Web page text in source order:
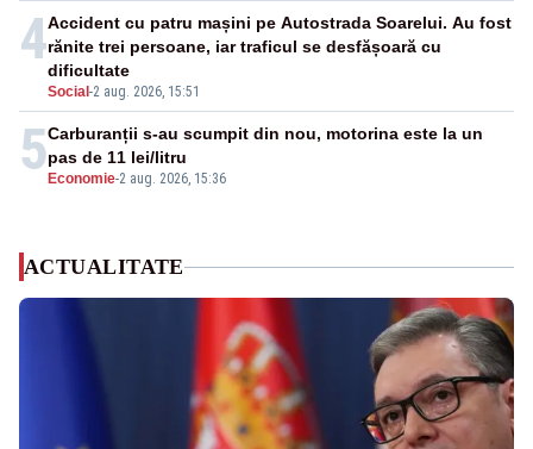
4
Social -2 aug. 2026, 15:51
Accident cu patru mașini pe Autostrada Soarelui. Au fost
rănite trei persoane, iar traficul se desfășoară cu
dificultate
5 Economie-2 aug. 2026, 15:36
Carburanții s-au scumpit din nou, motorina este la un
pas de 11 lei/litru
ACTUALITATE